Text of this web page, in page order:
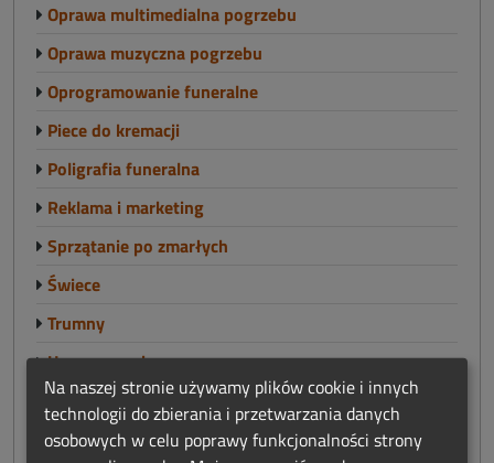
Oprawa multimedialna pogrzebu
Oprawa muzyczna pogrzebu
Oprogramowanie funeralne
Piece do kremacji
Poligrafia funeralna
Reklama i marketing
Sprzątanie po zmarłych
Świece
Trumny
Urny pogrzebowe
Windy pogrzebowe
Witraże nagrobne
Na naszej stronie używamy plików cookie i innych
technologii do zbierania i przetwarzania danych
osobowych w celu poprawy funkcjonalności strony